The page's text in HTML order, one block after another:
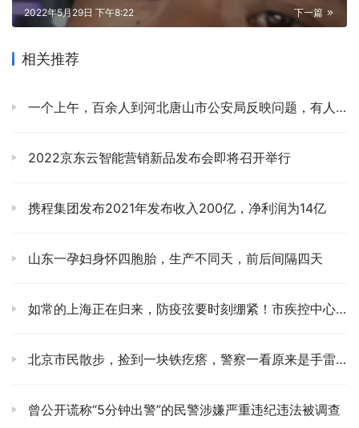
下一篇
2022年5月29日 下午8:22
相关推荐
一个上午，百余人到河北唐山市公安局反映问题，有人排队等了4个小时
2022京东云智能营销新品发布会即将召开举行
携程集团发布2021年发布收入200亿，净利润为14亿
山东一孕妇身怀四胞胎，生产不同天，前后间隔四天
如常的上海正在归来，防疫弦要时刻绷紧！市疾控中心提醒：市民外出一定要戴口罩
北京市民散步，捡到一块铁疙瘩，警察一看原来是手雷！
曾公开谎称“5分钟出警”的民警涉嫌严重违纪违法被调查